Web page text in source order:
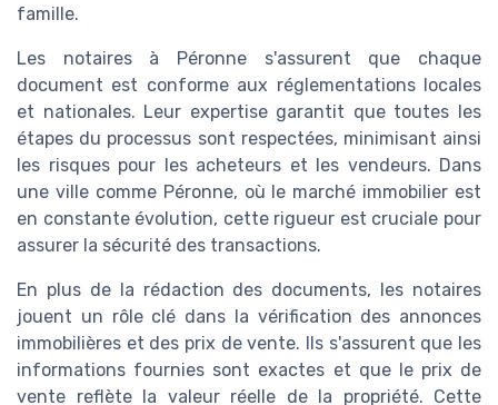
famille.
Les notaires à Péronne s'assurent que chaque
document est conforme aux réglementations locales
et nationales. Leur expertise garantit que toutes les
étapes du processus sont respectées, minimisant ainsi
les risques pour les acheteurs et les vendeurs. Dans
une ville comme Péronne, où le marché immobilier est
en constante évolution, cette rigueur est cruciale pour
assurer la sécurité des transactions.
En plus de la rédaction des documents, les notaires
jouent un rôle clé dans la vérification des annonces
immobilières et des prix de vente. Ils s'assurent que les
informations fournies sont exactes et que le prix de
vente reflète la valeur réelle de la propriété. Cette